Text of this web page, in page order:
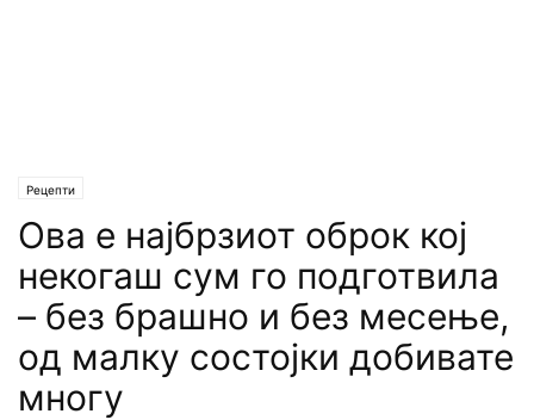
Рецепти
Ова е најбрзиот оброк кој
некогаш сум го подготвила
– без брашно и без месење,
од малку состојки добивате
многу